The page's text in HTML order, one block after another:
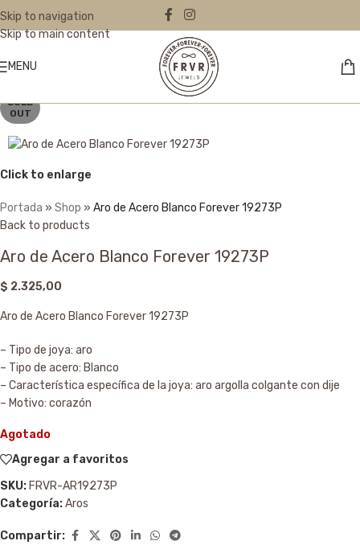
Skip to navigation
Skip to main content
MENU
SOLD
OUT
Click to enlarge
Portada » Shop » Aro de Acero Blanco Forever 19273P
Back to products
Aro de Acero Blanco Forever 19273P
$ 2.325,00
Aro de Acero Blanco Forever 19273P
– Tipo de joya: aro
– Tipo de acero: Blanco
– Característica específica de la joya: aro argolla colgante con dije
– Motivo: corazón
Agotado
Agregar a favoritos
SKU: FRVR-AR19273P
Categoría:Aros
Compartir: